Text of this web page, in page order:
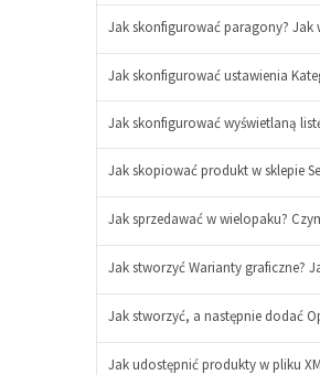
Jak skonfigurować paragony? Jak
Jak skonfigurować ustawienia
+
Jak skonfigurować wyświetlaną
+
Jak skopiować produkt w sklepie
Jak sprzedawać w wielopaku?
Jak stworzyć Warianty graficzne?
Jak stworzyć, a następnie dodać
Jak udostępnić produkty w pliku